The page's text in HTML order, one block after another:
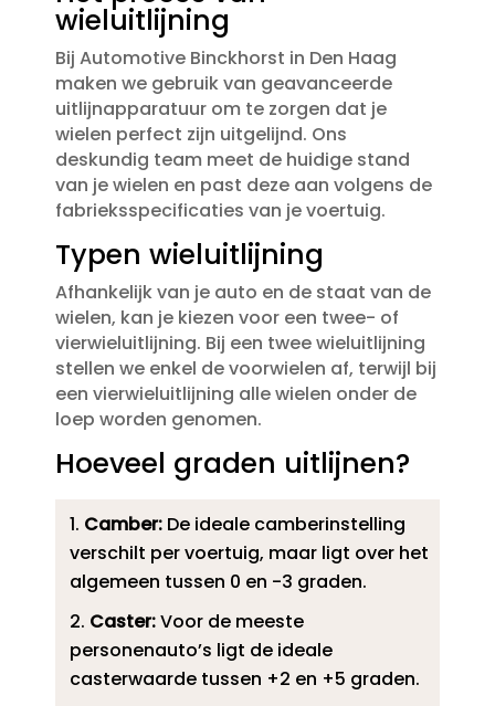
wieluitlijning
Bij Automotive Binckhorst in Den Haag
maken we gebruik van geavanceerde
uitlijnapparatuur om te zorgen dat je
wielen perfect zijn uitgelijnd.​ Ons
deskundig team meet de huidige stand
van je wielen en past deze aan volgens de
fabrieksspecificaties van je voertuig.​
Typen wieluitlijning
Afhankelijk van je auto en de staat van de
wielen, kan je kiezen voor een twee- of
vierwieluitlijning.​ Bij een twee wieluitlijning
stellen we enkel de voorwielen af, terwijl bij
een vierwieluitlijning alle wielen onder de
loep worden genomen.​
Hoeveel graden uitlijnen?
Camber:De ideale camberinstelling
verschilt per voertuig, maar ligt over het
algemeen tussen 0 en -3 graden.​
Caster:Voor de meeste
personenauto’s ligt de ideale
casterwaarde tussen +2 en +5 graden.​